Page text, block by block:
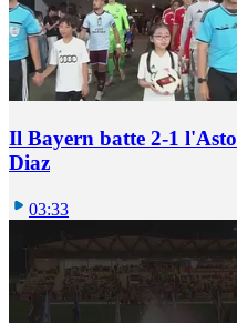
Il Bayern batte 2-1
Diaz
03:33